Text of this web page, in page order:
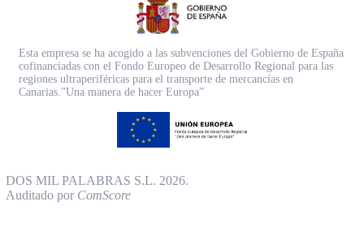
Esta empresa se ha acogido a las subvenciones del Gobierno de España
cofinanciadas con el Fondo Europeo de Desarrollo Regional para las
regiones ultraperiféricas para el transporte de mercancías en
Canarias.”Una manera de hacer Europa”
DOS MIL PALABRAS S.L. 2026.
Auditado por ComScore